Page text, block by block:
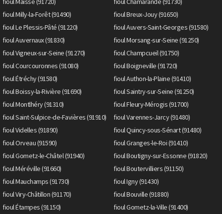
fioul Milly-la-Forêt (91490)
fioul Breux-Jouy (91650)
fioul Le Plessis-Pâté (91220)
fioul Auvers-Saint-Georges (91580)
fioul Auvernaux (91830)
fioul Morsang-sur-Seine (91250)
fioul Vigneux-sur-Seine (91270)
fioul Champcueil (91750)
fioul Courcouronnes (91080)
fioul Boigneville (91720)
fioul Étréchy (91580)
fioul Authon-la-Plaine (91410)
fioul Boissy-la-Rivière (91690)
fioul Saintry-sur-Seine (91250)
fioul Montlhéry (91310)
fioul Fleury-Mérogis (91700)
fioul Saint-Sulpice-de-Favières (91910)
fioul Varennes-Jarcy (91480)
fioul Videlles (91890)
fioul Quincy-sous-Sénart (91480)
fioul Orveau (91590)
fioul Granges-le-Roi (91410)
fioul Gometz-le-Châtel (91940)
fioul Boutigny-sur-Essonne (91820)
fioul Méréville (91660)
fioul Boutervilliers (91150)
fioul Mauchamps (91730)
fioul Igny (91430)
fioul Viry-Châtillon (91170)
fioul Bouville (91880)
fioul Étampes (91150)
fioul Gometz-la-Ville (91400)